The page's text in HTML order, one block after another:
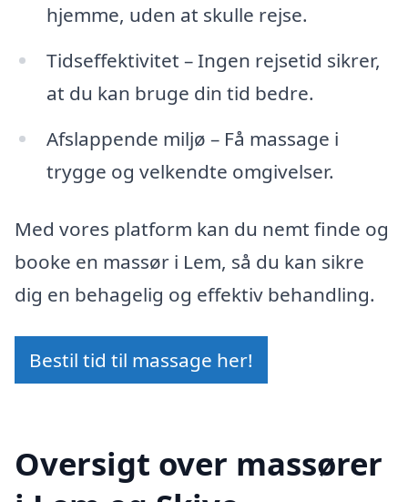
hjemme, uden at skulle rejse.
Tidseffektivitet – Ingen rejsetid sikrer,
at du kan bruge din tid bedre.
Afslappende miljø – Få massage i
trygge og velkendte omgivelser.
Med vores platform kan du nemt finde og
booke en massør i Lem, så du kan sikre
dig en behagelig og effektiv behandling.
Bestil tid til massage her!
Oversigt over massører